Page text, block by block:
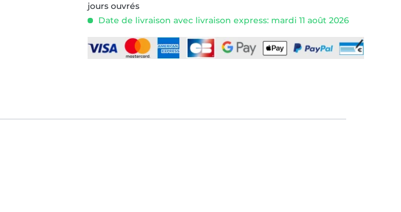
jours ouvrés
Date de livraison avec livraison express: mardi 11 août 2026